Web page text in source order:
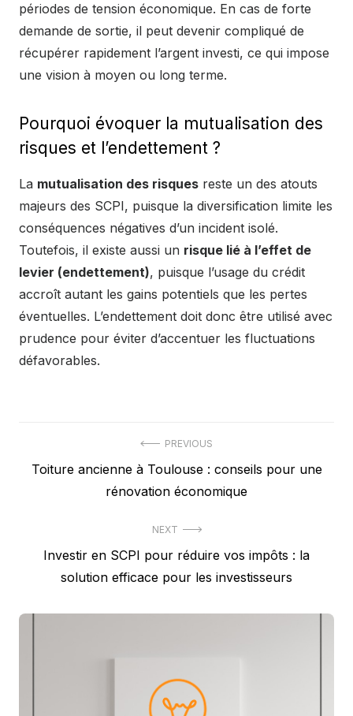
périodes de tension économique. En cas de forte
demande de sortie, il peut devenir compliqué de
récupérer rapidement l’argent investi, ce qui impose
une vision à moyen ou long terme.
Pourquoi évoquer la mutualisation des
risques et l’endettement ?
La mutualisation des risques reste un des atouts
majeurs des SCPI, puisque la diversification limite les
conséquences négatives d’un incident isolé.
Toutefois, il existe aussi un risque lié à l’effet de
levier (endettement), puisque l’usage du crédit
accroît autant les gains potentiels que les pertes
éventuelles. L’endettement doit donc être utilisé avec
prudence pour éviter d’accentuer les fluctuations
défavorables.
de
PREVIOUS
Previous
Toiture ancienne à Toulouse : conseils pour une
rénovation économique
NEXT
NextInvestir en SCPI pour réduire vos impôts : la
solution efficace pour les investisseurs